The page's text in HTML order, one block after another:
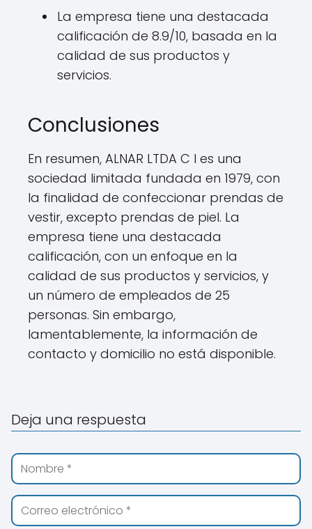
La empresa tiene una destacada
calificación de 8.9/10, basada en la
calidad de sus productos y
servicios.
Conclusiones
En resumen, ALNAR LTDA C I es una
sociedad limitada fundada en 1979, con
la finalidad de confeccionar prendas de
vestir, excepto prendas de piel. La
empresa tiene una destacada
calificación, con un enfoque en la
calidad de sus productos y servicios, y
un número de empleados de 25
personas. Sin embargo,
lamentablemente, la información de
contacto y domicilio no está disponible.
Deja una respuesta